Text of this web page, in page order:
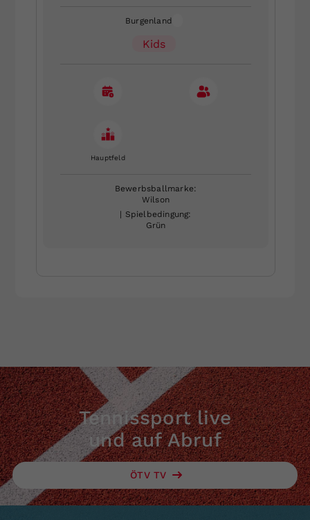
Burgenland
Kids
Hauptfeld
Bewerbsballmarke:
Wilson
| Spielbedingung:
Grün
Tennissport live
und auf Abruf
ÖTV TV